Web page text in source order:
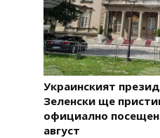
Украинският
Зеленски ще
официално
август